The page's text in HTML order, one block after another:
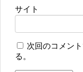
サイト
次回のコメン
る。